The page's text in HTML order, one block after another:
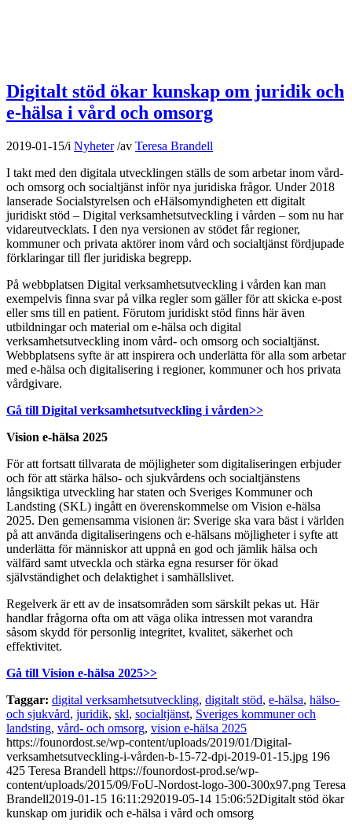
Digitalt stöd ökar kunskap om juridik och
e-hälsa i vård och omsorg
2019-01-15/i Nyheter /av Teresa Brandell
I takt med den digitala utvecklingen ställs de som arbetar inom vård-
och omsorg och socialtjänst inför nya juridiska frågor. Under 2018
lanserade Socialstyrelsen och eHälsomyndigheten ett digitalt
juridiskt stöd – Digital verksamhetsutveckling i vården – som nu har
vidareutvecklats. I den nya versionen av stödet får regioner,
kommuner och privata aktörer inom vård och socialtjänst fördjupade
förklaringar till fler juridiska begrepp.
På webbplatsen Digital verksamhetsutveckling i vården kan man
exempelvis finna svar på vilka regler som gäller för att skicka e-post
eller sms till en patient. Förutom juridiskt stöd finns här även
utbildningar och material om e-hälsa och digital
verksamhetsutveckling inom vård- och omsorg och socialtjänst.
Webbplatsens syfte är att inspirera och underlätta för alla som arbetar
med e-hälsa och digitalisering i regioner, kommuner och hos privata
vårdgivare.
Gå till Digital verksamhetsutveckling i vården>>
Vision e-hälsa 2025
För att fortsatt tillvarata de möjligheter som digitaliseringen erbjuder
och för att stärka hälso- och sjukvårdens och socialtjänstens
långsiktiga utveckling har staten och Sveriges Kommuner och
Landsting (SKL) ingått en överenskommelse om Vision e-hälsa
2025. Den gemensamma visionen är: Sverige ska vara bäst i världen
på att använda digitaliseringens och e-hälsans möjligheter i syfte att
underlätta för människor att uppnå en god och jämlik hälsa och
välfärd samt utveckla och stärka egna resurser för ökad
självständighet och delaktighet i samhällslivet.
Regelverk är ett av de insatsområden som särskilt pekas ut. Här
handlar frågorna ofta om att väga olika intressen mot varandra
såsom skydd för personlig integritet, kvalitet, säkerhet och
effektivitet.
Gå till Vision e-hälsa 2025>>
Taggar: digital verksamhetsutveckling, digitalt stöd, e-hälsa, hälso-
och sjukvård, juridik, skl, socialtjänst, Sveriges kommuner och
landsting, vård- och omsorg, vision e-hälsa 2025
https://founordost.se/wp-content/uploads/2019/01/Digital-
verksamhetsutveckling-i-vården-b-15-72-dpi-2019-01-15.jpg 196
425 Teresa Brandell https://founordost-prod.se/wp-
content/uploads/2015/09/FoU-Nordost-logo-300-300x97.png Teresa
Brandell2019-01-15 16:11:292019-05-14 15:06:52Digitalt stöd ökar
kunskap om juridik och e-hälsa i vård och omsorg